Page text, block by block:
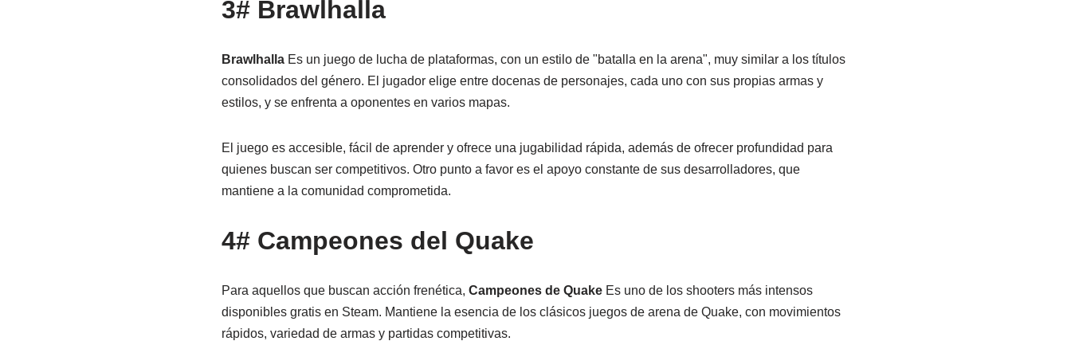
3# Brawlhalla
BrawlhallaEs un juego de lucha de plataformas, con un estilo de "batalla en la arena", muy similar a los títulos
consolidados del género. El jugador elige entre docenas de personajes, cada uno con sus propias armas y
estilos, y se enfrenta a oponentes en varios mapas.
El juego es accesible, fácil de aprender y ofrece una jugabilidad rápida, además de ofrecer profundidad para
quienes buscan ser competitivos. Otro punto a favor es el apoyo constante de sus desarrolladores, que
mantiene a la comunidad comprometida.
4# Campeones del Quake
Para aquellos que buscan acción frenética, Campeones de QuakeEs uno de los shooters más intensos
disponibles gratis en Steam. Mantiene la esencia de los clásicos juegos de arena de Quake, con movimientos
rápidos, variedad de armas y partidas competitivas.